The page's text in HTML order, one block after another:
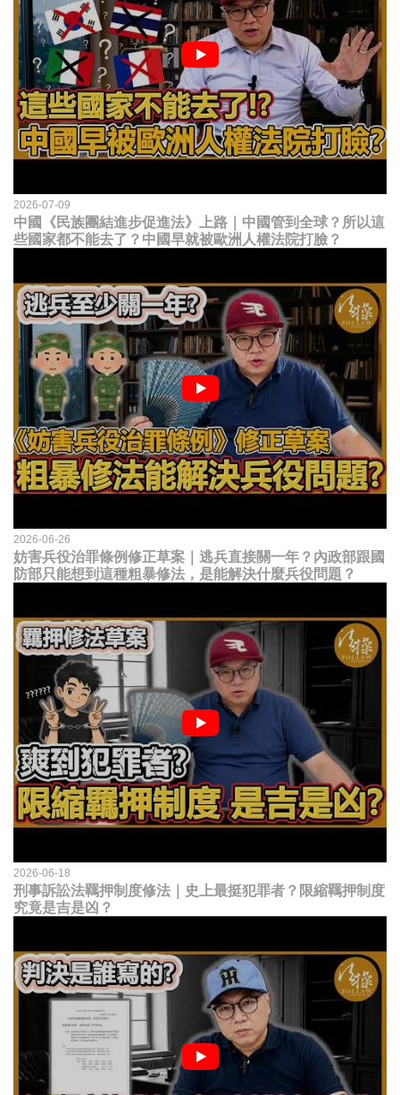
2026-07-09
中國《民族團結進步促進法》上路｜中國管到全球？所以這
些國家都不能去了？中國早就被歐洲人權法院打臉？
2026-06-26
妨害兵役治罪條例修正草案｜逃兵直接關一年？內政部跟國
防部只能想到這種粗暴修法，是能解決什麼兵役問題？
2026-06-18
刑事訴訟法羈押制度修法｜史上最挺犯罪者？限縮羈押制度
究竟是吉是凶？